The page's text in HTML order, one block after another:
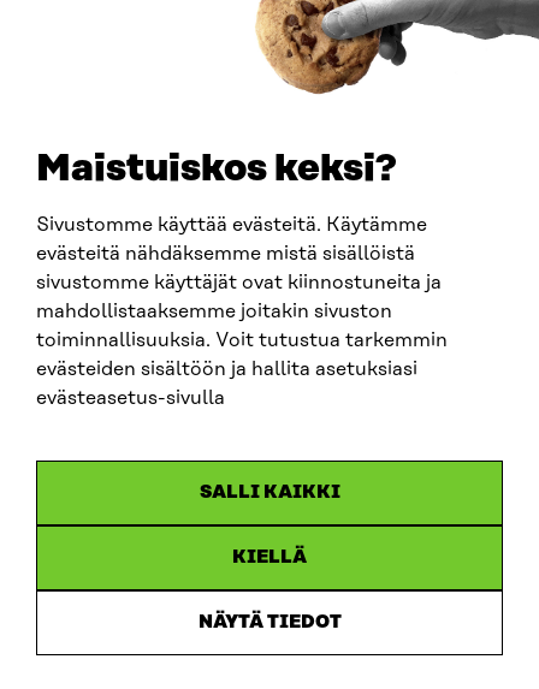
Maistuiskos keksi?
Sivustomme käyttää evästeitä. Käytämme
evästeitä nähdäksemme mistä sisällöistä
sivustomme käyttäjät ovat kiinnostuneita ja
mahdollistaaksemme joitakin sivuston
toiminnallisuuksia. Voit tutustua tarkemmin
evästeiden sisältöön ja hallita asetuksiasi
evästeasetus-sivulla
SALLI KAIKKI
KIELLÄ
NÄYTÄ TIEDOT
SITRA SOSIAALISESSA MEDIASSA
LinkedIn
Instagram
YouTube
Saavutettavuusseloste
Asiakirjajulkisuus